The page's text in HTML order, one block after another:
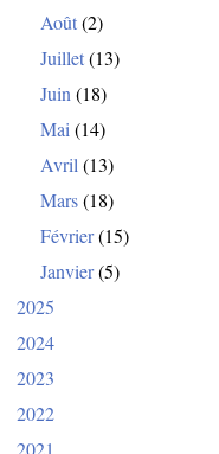
Août(2)
Juillet(13)
Juin (18)
Mai (14)
Avril (13)
Mars(18)
Février(15)
Janvier(5)
2025
2024
2023
2022
2021